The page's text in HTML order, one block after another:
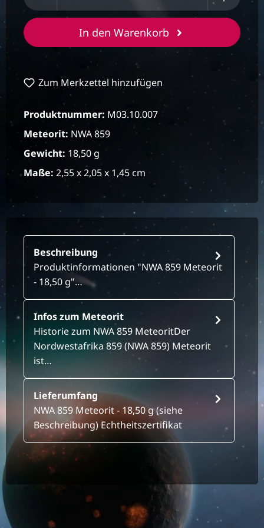
In den Warenkorb
Zum Merkzettel hinzufügen
Produktnummer: M03.10.007
Meteorit: NWA 859
Gewicht: 18,50 g
Maße: 2,55 x 2,05 x 1,45 cm
Beschreibung
Produktinformationen "NWA 859 Meteorit
- 18,50 g"…
Infos zum Meteorit
Historie zum NWA 859 MeteoritDer
Nordwestafrika 859 (NWA 859) Meteorit
ist…
Lieferumfang
NWA 859 Meteorit - 18,50 g (siehe
Beschreibung) Echtheitszertifikat